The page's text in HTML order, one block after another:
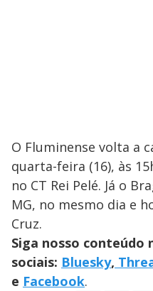
O Fluminense volta a
quarta-feira (16), às
no CT Rei Pelé. Já o
MG, no mesmo dia e
Cruz.
Siga nosso conteúdo
sociais: Bluesky,
e Facebook.